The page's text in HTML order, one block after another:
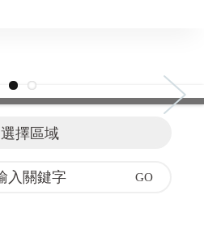
選擇區域